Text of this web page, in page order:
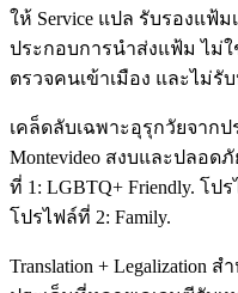
ให้ Service แปล รับรองแฟ้
ประกอบการนำส่งแฟ้ม ไม่ใ
ตรวจคนเข้าเมือง และไม่
เคล็ดลับเฉพาะอุรุกวัยจาก
Montevideo สงบและปลอด
ที่ 1: LGBTQ+ Friendly. โป
โปรไฟล์ที่ 2: Family.
Translation + Legalization